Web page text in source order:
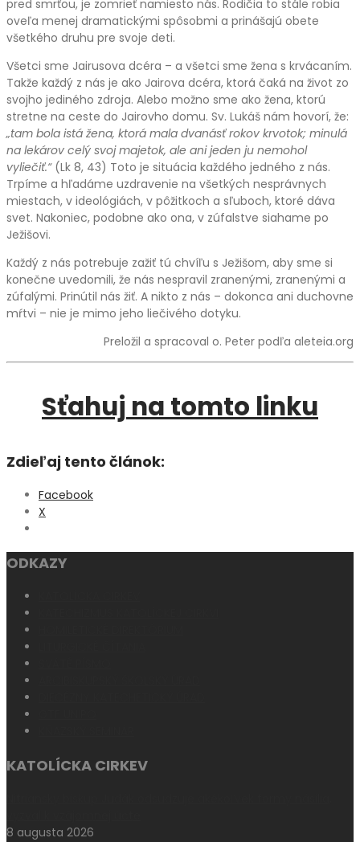
pred smrťou, je zomrieť namiesto nás. Rodičia to stále robia
oveľa menej dramatickými spôsobmi a prinášajú obete
všetkého druhu pre svoje deti.
Všetci sme Jairusova dcéra – a všetci sme žena s krvácaním.
Takže každý z nás je ako Jairova dcéra, ktorá čaká na život zo
svojho jediného zdroja. Alebo možno sme ako žena, ktorú
stretne na ceste do Jairovho domu. Sv. Lukáš nám hovorí, že:
„tam bola istá žena, ktorá mala dvanásť rokov krvotok; minulá
na lekárov celý svoj majetok, ale ani jeden ju nemohol
vyliečiť.“(Lk 8, 43) Toto je situácia každého jedného z nás.
Trpíme a hľadáme uzdravenie na všetkých nesprávnych
miestach, v ideológiách, v pôžitkoch a sľuboch, ktoré dáva
svet. Nakoniec, podobne ako ona, v zúfalstve siahame po
Ježišovi.
Každý z nás potrebuje zažiť tú chvíľu s Ježišom, aby sme si
konečne uvedomili, že nás nespravil zranenými, zranenými a
zúfalými. Prinútil nás žiť. A nikto z nás – dokonca ani duchovne
mŕtvi – nie je mimo jeho liečivého dotyku.
Preložil a spracoval o. Peter podľa aleteia.org
Sťahuj na tomto linku
Zdieľaj tento článok:
Facebook
X
ODKAZY
KATOLÍCKA CIRKEV
8 augusta 2026